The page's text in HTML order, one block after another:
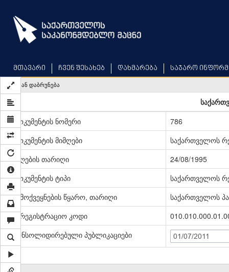
main
content
მთავარი ჩვენ შესახებ დახმარება საჯარო
უკან დაბრუნება
დოკუმენტის ნომერი
786
დოკუმენტის მიმღები
საქართველოს
მიღების თარიღი
24/08/1995
დოკუმენტის ტიპი
საქართველოს
გამოქვეყნების წყარო, თარიღი
საქართველოს
სარეგისტრაციო კოდი
კონსოლიდირებული პუბლიკაციები
01/07/2011